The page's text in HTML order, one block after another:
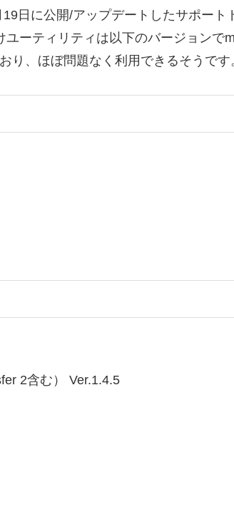
日に公開/アップデートしたサポート
ーティリティは以下のバージョンで
り、ほぼ問題なく利用できるそうです
2含む） Ver.1.4.5